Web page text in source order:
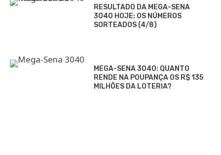
RESULTADO DA MEGA-SENA
3040 HOJE: OS NÚMEROS
SORTEADOS (4/8)
MEGA-SENA 3040: QUANTO
RENDE NA POUPANÇA OS R$ 135
MILHÕES DA LOTERIA?